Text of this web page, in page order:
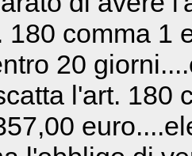
180 comma 1
20
l'art. 180